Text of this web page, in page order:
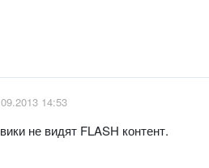
14:53
не видят FLASH контент.